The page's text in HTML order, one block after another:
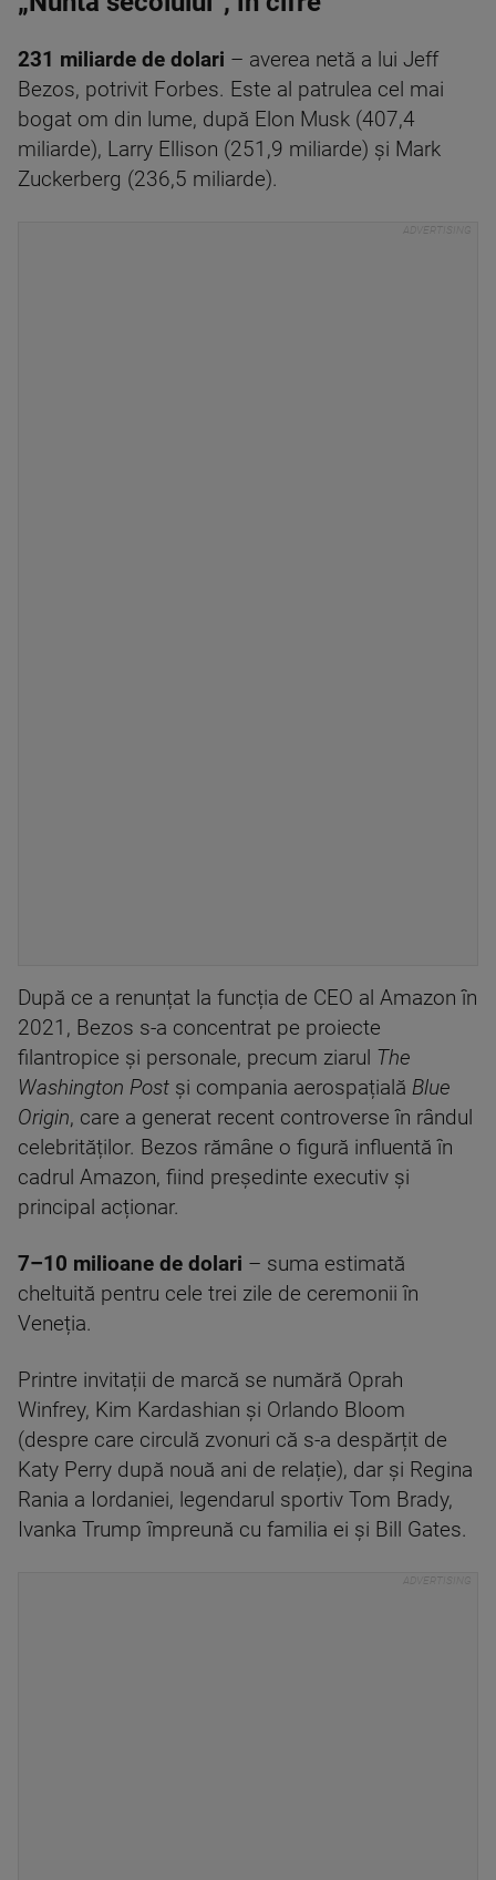
231 miliarde de dolari – averea netă a lui Jeff
Bezos, potrivit Forbes. Este al patrulea cel mai
bogat om din lume, după Elon Musk (407,4
miliarde), Larry Ellison (251,9 miliarde) și Mark
Zuckerberg (236,5 miliarde).
După ce a renunțat la funcția de CEO al Amazon în
2021, Bezos s-a concentrat pe proiecte
filantropice și personale, precum ziarul The
Washington Post și compania aerospațială Blue
Origin, care a generat recent controverse în rândul
celebrităților. Bezos rămâne o figură influentă în
cadrul Amazon, fiind președinte executiv și
principal acționar.
7–10 milioane de dolari – suma estimată
cheltuită pentru cele trei zile de ceremonii în
Veneția.
Printre invitații de marcă se numără Oprah
Winfrey, Kim Kardashian și Orlando Bloom
(despre care circulă zvonuri că s-a despărțit de
Katy Perry după nouă ani de relație), dar și Regina
Rania a Iordaniei, legendarul sportiv Tom Brady,
Ivanka Trump împreună cu familia ei și Bill Gates.